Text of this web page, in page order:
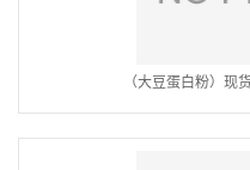
（大豆蛋白粉）现